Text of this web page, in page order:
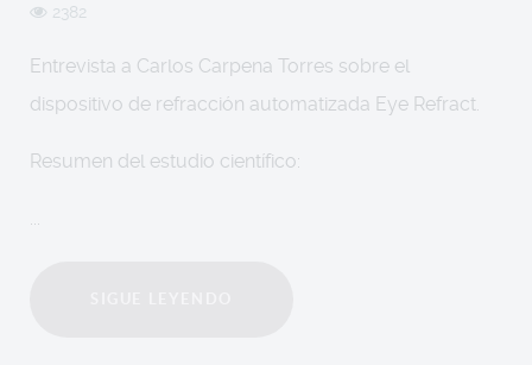
2382
Entrevista a Carlos Carpena Torres sobre el
dispositivo de refracción automatizada Eye Refract.
Resumen del estudio científico: